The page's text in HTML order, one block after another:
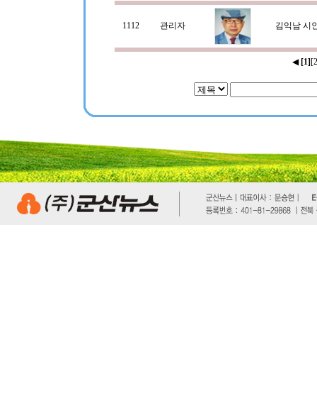
1112 관리자 김익남 시
◀ [1]